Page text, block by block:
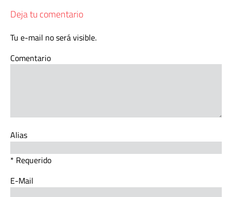
Deja tu comentario
Tu e-mail no será visible.
Comentario
Alias
* Requerido
E-Mail